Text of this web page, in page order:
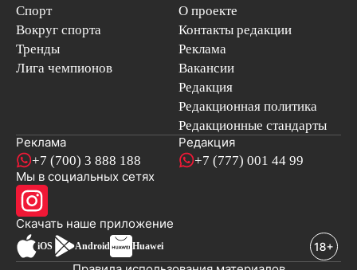
Спорт
Вокруг спорта
Тренды
Лига чемпионов
О проекте
Контакты редакции
Реклама
Вакансии
Редакция
Редакционная политика
Редакционные стандарты
Реклама
+7 (700) 3 888 188
Редакция
+7 (777) 001 44 99
Мы в социальных сетях
Скачать наше приложениеновостей
iOS Android Huawei